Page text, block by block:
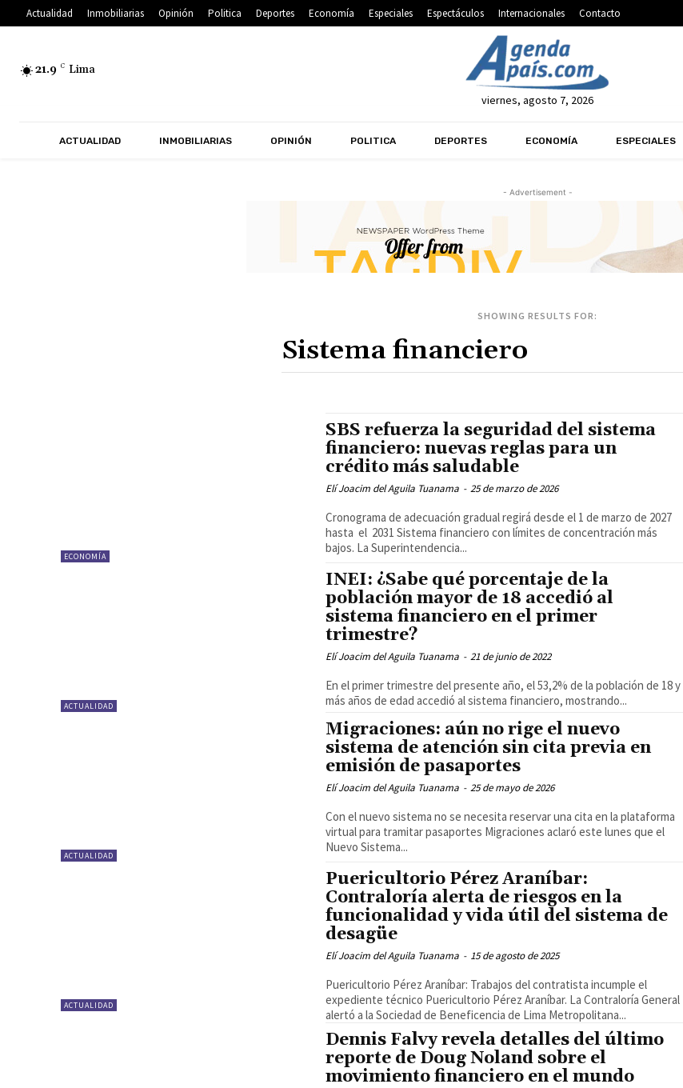
Actualidad Inmobiliarias Opinión Politica Deportes Economía Especiales Espectáculos Internacionales Contacto
21.9 C Lima
viernes, agosto 7, 2026
ACTUALIDAD INMOBILIARIAS OPINIÓN POLITICA DEPORTES ECONOMÍA ESPECIALES
- Advertisement -
SHOWING RESULTS FOR:
ECONOMÍA
SBS refuerza la seguridad del sistema
financiero: nuevas reglas para un
crédito más saludable
Elí Joacim del Aguila Tuanama - 25 de marzo de 2026
Cronograma de adecuación gradual regirá desde el 1 de marzo de 2027
hasta el 2031 Sistema financiero con límites de concentración más
bajos. La Superintendencia...
ACTUALIDAD
INEI: ¿Sabe qué porcentaje de la
población mayor de 18 accedió al
sistema financiero en el primer
trimestre?
Elí Joacim del Aguila Tuanama - 21 de junio de 2022
En el primer trimestre del presente año, el 53,2% de la población de 18 y
más años de edad accedió al sistema financiero, mostrando...
ACTUALIDAD
Migraciones: aún no rige el nuevo
sistema de atención sin cita previa en
emisión de pasaportes
Elí Joacim del Aguila Tuanama - 25 de mayo de 2026
Con el nuevo sistema no se necesita reservar una cita en la plataforma
virtual para tramitar pasaportes Migraciones aclaró este lunes que el
Nuevo Sistema...
ACTUALIDAD
Puericultorio Pérez Araníbar:
Contraloría alerta de riesgos en la
funcionalidad y vida útil del sistema de
desagüe
Elí Joacim del Aguila Tuanama - 15 de agosto de 2025
Puericultorio Pérez Araníbar: Trabajos del contratista incumple el
expediente técnico Puericultorio Pérez Araníbar. La Contraloría General
alertó a la Sociedad de Beneficencia de Lima Metropolitana...
Dennis Falvy revela detalles del último
reporte de Doug Noland sobre el
movimiento financiero en el mundo